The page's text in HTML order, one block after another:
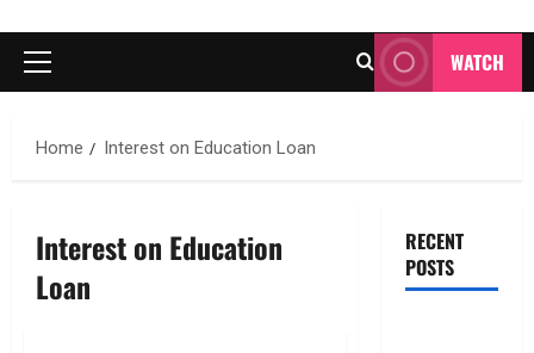
Primary
WATCH
Home Interest on Education Loan
Interest on Education
Loan
RECENT
POSTS